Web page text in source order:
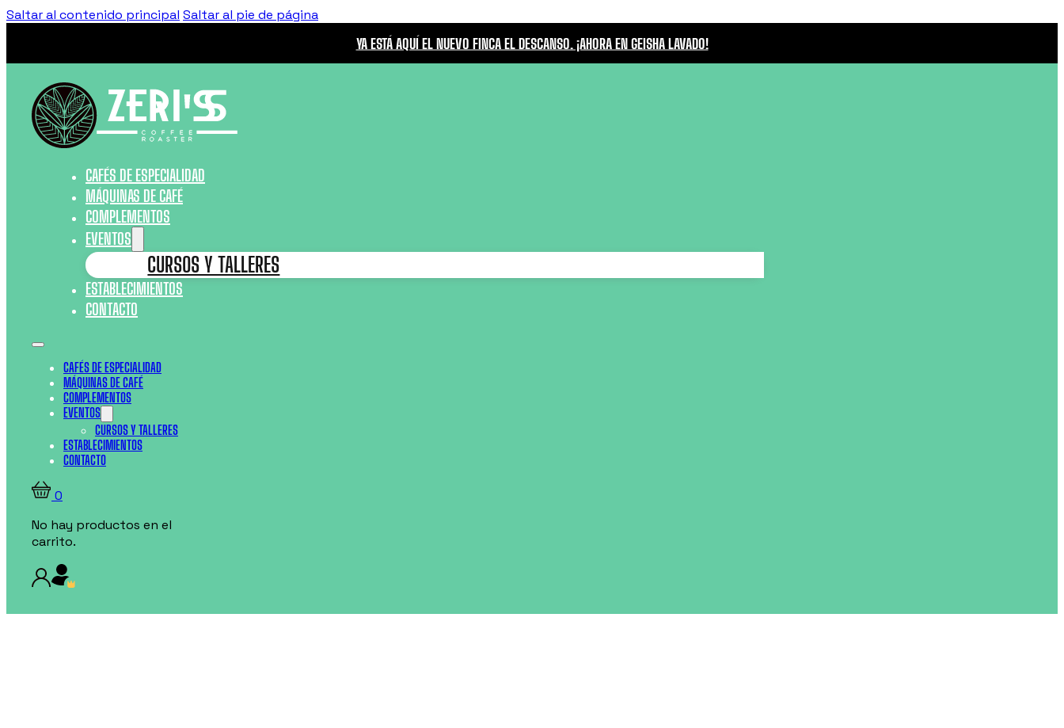
Saltar al contenido principal Saltar al pie de página
YA ESTÁ AQUÍ EL NUEVO FINCA EL DESCANSO. ¡AHORA EN GEISHA LAVADO!
CAFÉS DE ESPECIALIDAD
MÁQUINAS DE CAFÉ
COMPLEMENTOS
EVENTOS
CURSOS Y TALLERES
ESTABLECIMIENTOS
CONTACTO
CAFÉS DE ESPECIALIDAD
MÁQUINAS DE CAFÉ
COMPLEMENTOS
EVENTOS
CURSOS Y TALLERES
ESTABLECIMIENTOS
CONTACTO
0
No hay productos en el
carrito.